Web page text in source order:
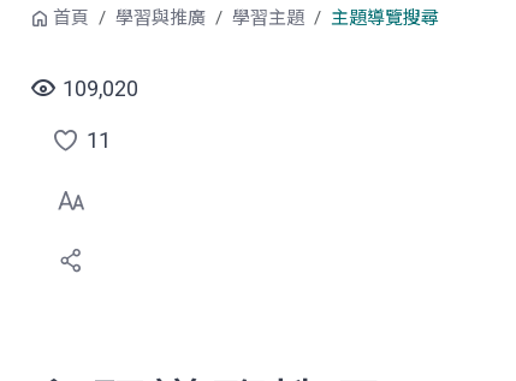
首頁 學習與推廣 學習主題 主題導覽搜尋
109,020
點
選
喜
11